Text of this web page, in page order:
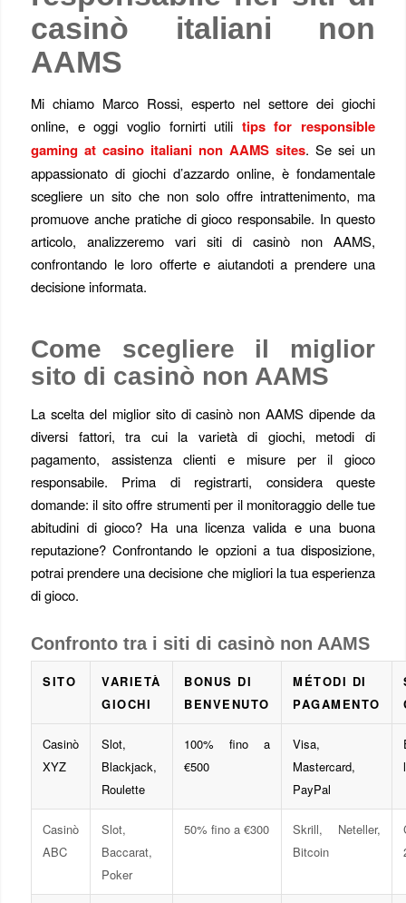
casinò italiani non
AAMS
Mi chiamo Marco Rossi, esperto nel settore dei giochi
online, e oggi voglio fornirti utili tips for responsible
gaming at casino italiani non AAMS sites. Se sei un
appassionato di giochi d’azzardo online, è fondamentale
scegliere un sito che non solo offre intrattenimento, ma
promuove anche pratiche di gioco responsabile. In questo
articolo, analizzeremo vari siti di casinò non AAMS,
confrontando le loro offerte e aiutandoti a prendere una
decisione informata.
Come scegliere il miglior
sito di casinò non AAMS
La scelta del miglior sito di casinò non AAMS dipende da
diversi fattori, tra cui la varietà di giochi, metodi di
pagamento, assistenza clienti e misure per il gioco
responsabile. Prima di registrarti, considera queste
domande: il sito offre strumenti per il monitoraggio delle tue
abitudini di gioco? Ha una licenza valida e una buona
reputazione? Confrontando le opzioni a tua disposizione,
potrai prendere una decisione che migliori la tua esperienza
di gioco.
Confronto tra i siti di casinò non AAMS
SITO
VARIETÀ
GIOCHI
BONUS DI
BENVENUTO
MÉTODI DI
PAGAMENTO
Casinò
XYZ
Slot,
Blackjack,
Roulette
100% fino a
€500
Visa,
Mastercard,
PayPal
Casinò
ABC
Slot,
Baccarat,
Poker
50% fino a €300
Skrill, Neteller,
Bitcoin